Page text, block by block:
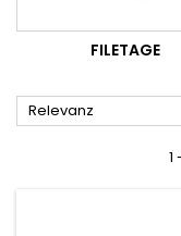
FILETAGE
Relevanz
1